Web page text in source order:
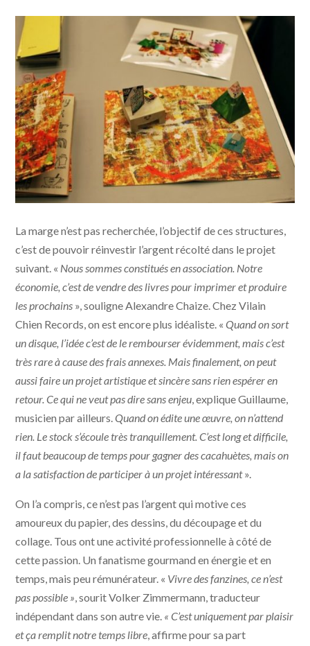
La marge n’est pas recherchée, l’objectif de ces structures,
c’est de pouvoir réinvestir l’argent récolté dans le projet
suivant. « Nous sommes constitués en association. Notre
économie, c’est de vendre des livres pour imprimer et produire
les prochains », souligne Alexandre Chaize. Chez Vilain
Chien Records, on est encore plus idéaliste. «Quand on sort
un disque, l’idée c’est de le rembourser évidemment, mais c’est
très rare à cause des frais annexes. Mais finalement, on peut
aussi faire un projet artistique et sincère sans rien espérer en
retour. Ce qui ne veut pas dire sans enjeu, explique Guillaume,
musicien par ailleurs.Quand on édite une œuvre, on n’attend
rien. Le stock s’écoule très tranquillement. C’est long et difficile,
il faut beaucoup de temps pour gagner des cacahuètes, mais on
a la satisfaction de participer à un projet intéressant».
On l’a compris, ce n’est pas l’argent qui motive ces
amoureux du papier, des dessins, du découpage et du
collage. Tous ont une activité professionnelle à côté de
cette passion. Un fanatisme gourmand en énergie et en
temps, mais peu rémunérateur. « Vivre des fanzines, ce n’est
pas possible », sourit Volker Zimmermann, traducteur
indépendant dans son autre vie. « C’est uniquement par plaisir
et ça remplit notre temps libre, affirme pour sa part